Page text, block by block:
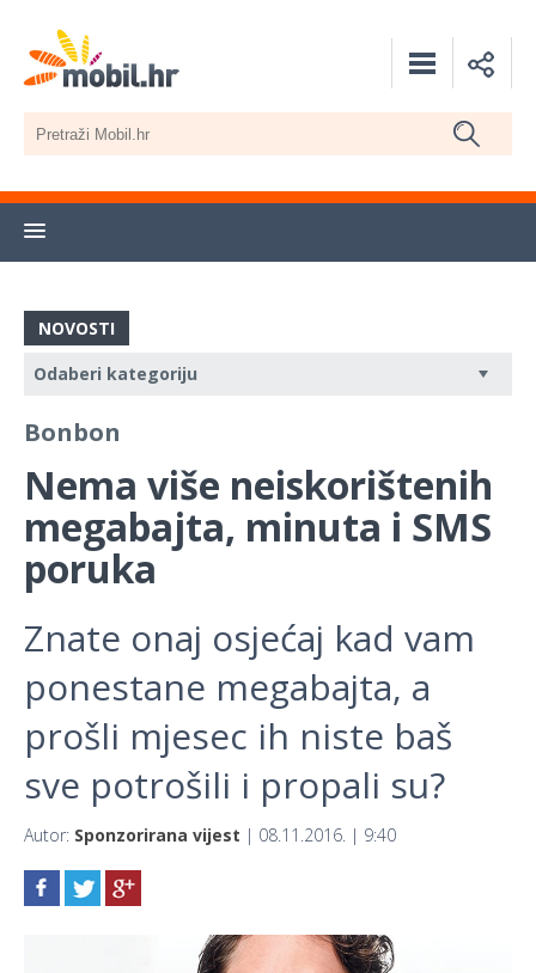
NOVOSTI
Bonbon
Nema više neiskorištenih
megabajta, minuta i SMS
poruka
Znate onaj osjećaj kad vam
ponestane megabajta, a
prošli mjesec ih niste baš
sve potrošili i propali su?
Autor: Sponzorirana vijest | 08.11.2016. | 9:40